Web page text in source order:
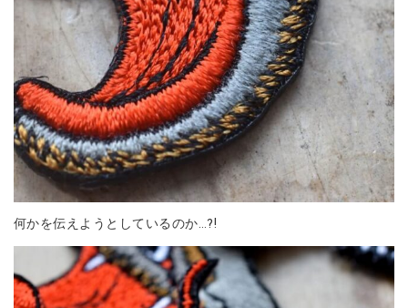
何かを伝えようとしているのか…?!